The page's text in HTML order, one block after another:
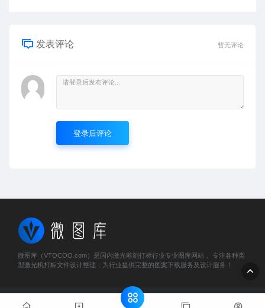
发表评论 暂无评论
登录后评论
微图库（VTOCOO.com）是国内激光雕刻打标行业专业图库网站， 专注各种类
型激光机打标文件设计整理，为行业提供完整的图案下载服务及设计服务！
© 2023 微图库 - vtocoo.com & Lancer . All rights reserved